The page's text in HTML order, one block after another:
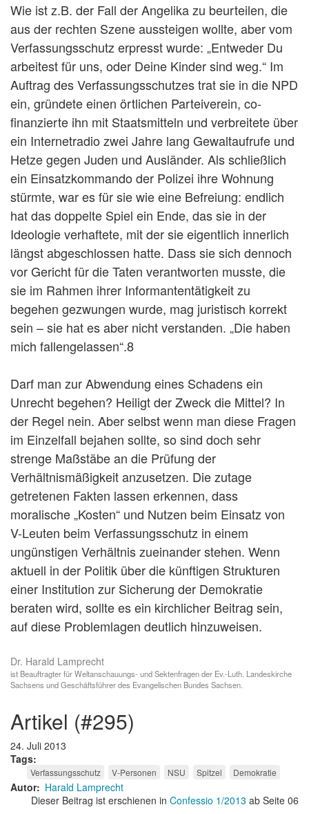
Wie ist z.B. der Fall der Angelika zu beurteilen, die
aus der rechten Szene aussteigen wollte, aber vom
Verfassungsschutz erpresst wurde: „Entweder Du
arbeitest für uns, oder Deine Kinder sind weg.“ Im
Auftrag des Verfassungsschutzes trat sie in die NPD
ein, gründete einen örtlichen Parteiverein, co-
finanzierte ihn mit Staatsmitteln und verbreitete über
ein Internetradio zwei Jahre lang Gewaltaufrufe und
Hetze gegen Juden und Ausländer. Als schließlich
ein Einsatzkommando der Polizei ihre Wohnung
stürmte, war es für sie wie eine Befreiung: endlich
hat das doppelte Spiel ein Ende, das sie in der
Ideologie verhaftete, mit der sie eigentlich innerlich
längst abgeschlossen hatte. Dass sie sich dennoch
vor Gericht für die Taten verantworten musste, die
sie im Rahmen ihrer Informantentätigkeit zu
begehen gezwungen wurde, mag juristisch korrekt
sein – sie hat es aber nicht verstanden. „Die haben
mich fallengelassen“.8
Darf man zur Abwendung eines Schadens ein
Unrecht begehen? Heiligt der Zweck die Mittel? In
der Regel nein. Aber selbst wenn man diese Fragen
im Einzelfall bejahen sollte, so sind doch sehr
strenge Maßstäbe an die Prüfung der
Verhältnismäßigkeit anzusetzen. Die zutage
getretenen Fakten lassen erkennen, dass
moralische „Kosten“ und Nutzen beim Einsatz von
V-Leuten beim Verfassungsschutz in einem
ungünstigen Verhältnis zueinander stehen. Wenn
aktuell in der Politik über die künftigen Strukturen
einer Institution zur Sicherung der Demokratie
beraten wird, sollte es ein kirchlicher Beitrag sein,
auf diese Problemlagen deutlich hinzuweisen.
Dr. Harald Lamprecht
ist Beauftragter für Weltanschauungs- und Sektenfragen der Ev.-Luth. Landeskirche
Sachsens und Geschäftsführer des Evangelischen Bundes Sachsen.
artikel (#295)
24. Juli 2013
Tags
Verfassungsschutz V-Personen NSU Spitzel Demokratie
Autor
Harald Lamprecht
Dieser Beitrag ist erschienen in Confessio 1/2013 ab Seite 06